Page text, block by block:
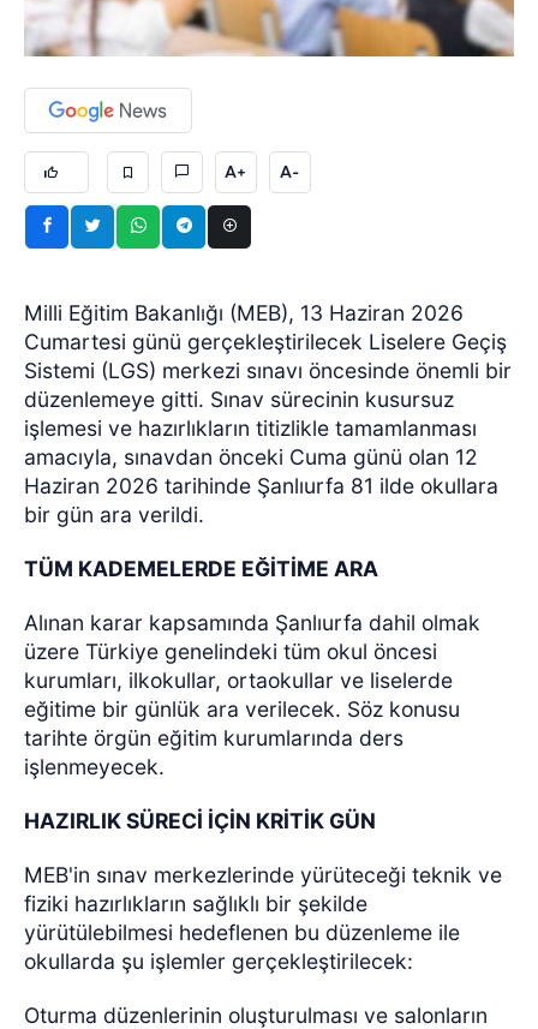
A+ A-
Milli Eğitim Bakanlığı (MEB), 13 Haziran 2026
Cumartesi günü gerçekleştirilecek Liselere Geçiş
Sistemi (LGS) merkezi sınavı öncesinde önemli bir
düzenlemeye gitti. Sınav sürecinin kusursuz
işlemesi ve hazırlıkların titizlikle tamamlanması
amacıyla, sınavdan önceki Cuma günü olan 12
Haziran 2026 tarihinde Şanlıurfa 81 ilde okullara
bir gün ara verildi.
TÜM KADEMELERDE EĞİTİME ARA
Alınan karar kapsamında Şanlıurfa dahil olmak
üzere Türkiye genelindeki tüm okul öncesi
kurumları, ilkokullar, ortaokullar ve liselerde
eğitime bir günlük ara verilecek. Söz konusu
tarihte örgün eğitim kurumlarında ders
işlenmeyecek.
HAZIRLIK SÜRECİ İÇİN KRİTİK GÜN
MEB'in sınav merkezlerinde yürüteceği teknik ve
fiziki hazırlıkların sağlıklı bir şekilde
yürütülebilmesi hedeflenen bu düzenleme ile
okullarda şu işlemler gerçekleştirilecek:
Oturma düzenlerinin oluşturulması ve salonların